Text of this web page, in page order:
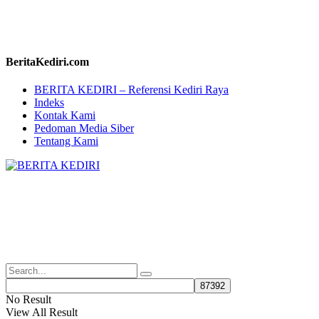
BeritaKediri.com
BERITA KEDIRI – Referensi Kediri Raya
Indeks
Kontak Kami
Pedoman Media Siber
Tentang Kami
No Result
View All Result